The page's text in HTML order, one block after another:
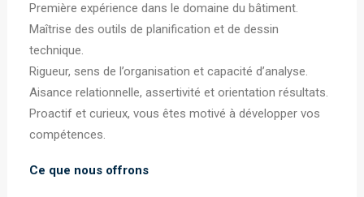
Première expérience dans le domaine du bâtiment.
Maîtrise des outils de planification et de dessin
technique.
Rigueur, sens de l’organisation et capacité d’analyse.
Aisance relationnelle, assertivité et orientation résultats.
Proactif et curieux, vous êtes motivé à développer vos
compétences.
Ce que nous offrons